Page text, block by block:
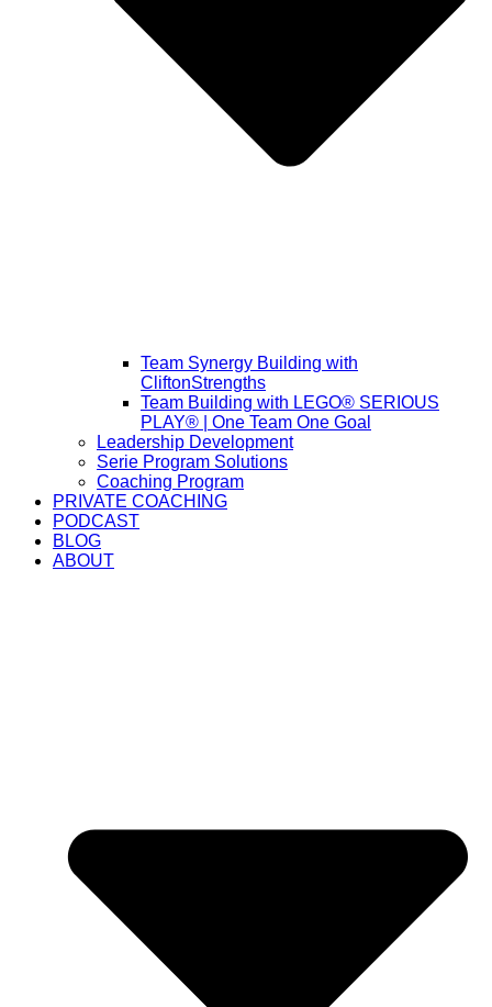
Team Synergy Building with
CliftonStrengths
Team Building with LEGO® SERIOUS
PLAY® | One Team One Goal
Leadership Development
Serie Program Solutions
Coaching Program
PRIVATE COACHING
PODCAST
BLOG
ABOUT